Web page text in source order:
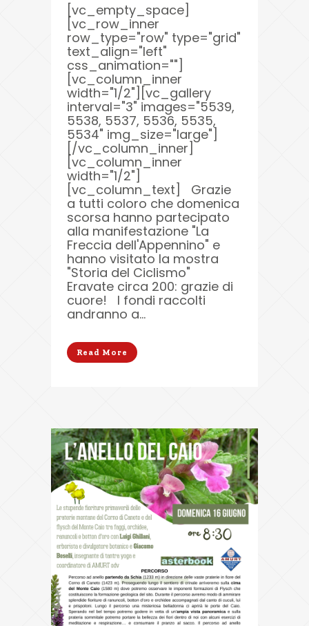
[vc_empty_space]
[vc_row_inner
row_type="row" type="grid"
text_align="left"
css_animation=""]
[vc_column_inner
width="1/2"][vc_gallery
interval="3" images="5539,
5538, 5537, 5536, 5535,
5534" img_size="large"]
[/vc_column_inner]
[vc_column_inner
width="1/2"]
[vc_column_text] Grazie
a tutti coloro che domenica
scorsa hanno partecipato
alla manifestazione "La
Freccia dell'Appennino" e
hanno visitato la mostra
"Storia del Ciclismo"
Eravate circa 200: grazie di
cuore! I fondi raccolti
andranno a...
Read More